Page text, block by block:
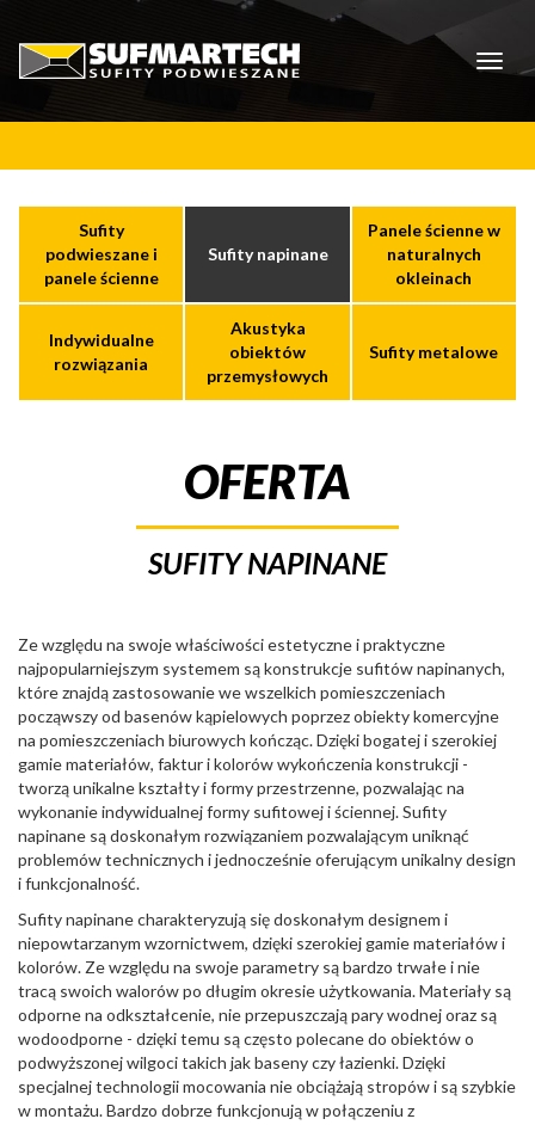
Sufity
podwieszane i
panele ścienne
Sufity napinane
Panele ścienne w
naturalnych
okleinach
Indywidualne
rozwiązania
Akustyka
obiektów
przemysłowych
Sufity metalowe
OFERTA
SUFITY NAPINANE
Ze względu na swoje właściwości estetyczne i praktyczne
najpopularniejszym systemem są konstrukcje sufitów napinanych,
które znajdą zastosowanie we wszelkich pomieszczeniach
począwszy od basenów kąpielowych poprzez obiekty komercyjne
na pomieszczeniach biurowych kończąc. Dzięki bogatej i szerokiej
gamie materiałów, faktur i kolorów wykończenia konstrukcji -
tworzą unikalne kształty i formy przestrzenne, pozwalając na
wykonanie indywidualnej formy sufitowej i ściennej. Sufity
napinane są doskonałym rozwiązaniem pozwalającym uniknąć
problemów technicznych i jednocześnie oferującym unikalny design
i funkcjonalność.
Sufity napinane charakteryzują się doskonałym designem i
niepowtarzanym wzornictwem, dzięki szerokiej gamie materiałów i
kolorów. Ze względu na swoje parametry są bardzo trwałe i nie
tracą swoich walorów po długim okresie użytkowania. Materiały są
odporne na odkształcenie, nie przepuszczają pary wodnej oraz są
wodoodporne - dzięki temu są często polecane do obiektów o
podwyższonej wilgoci takich jak baseny czy łazienki. Dzięki
specjalnej technologii mocowania nie obciążają stropów i są szybkie
w montażu. Bardzo dobrze funkcjonują w połączeniu z